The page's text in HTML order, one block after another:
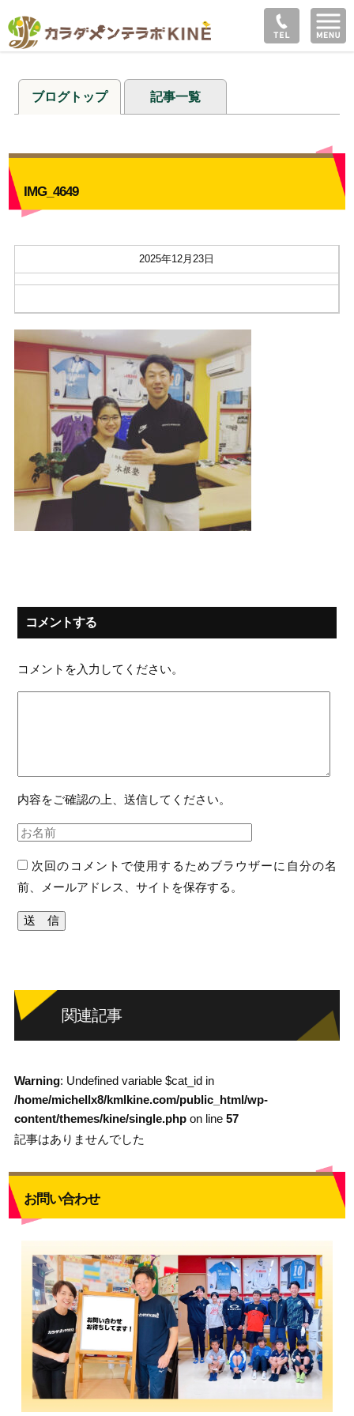
ブログトップ 記事一覧
IMG_4649
2025年12月23日
コメントする
コメントを入力してください。
内容をご確認の上、送信してください。
次回のコメントで使用するためブラウザーに自分の名
前、メールアドレス、サイトを保存する。
関連記事
Warning: Undefined variable $cat_id in
/home/michellx8/kmlkine.com/public_html/wp-
content/themes/kine/single.phpon line 57
記事はありませんでした
お問い合わせ